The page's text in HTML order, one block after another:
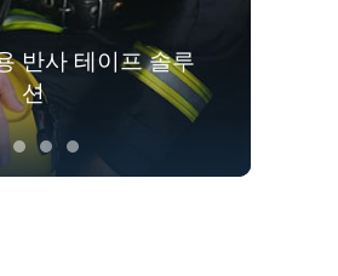
반사 테이프 솔루
션
의류를 위한 반사
솔루션
광 패브릭 솔루션
친 안전복 솔루션